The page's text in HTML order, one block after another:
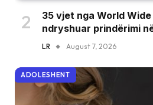
35 vjet nga World Wide
ndryshuar prindërimi
LR August 7, 2026
ADOLESHENT